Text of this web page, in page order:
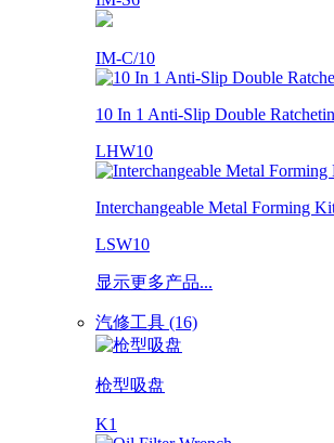
IM-C/10
10 In 1 Anti-Slip Double
LHW10
Interchangeable Metal Forming
LSW10
显示更多产品...
汽修工具 (16)
枪型吸盘
K1